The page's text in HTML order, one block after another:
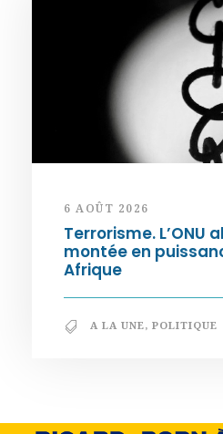
6 AOÛT 2026
Terrorisme. L’ONU
montée en
Afrique
A LA UNE, POLITIQUE